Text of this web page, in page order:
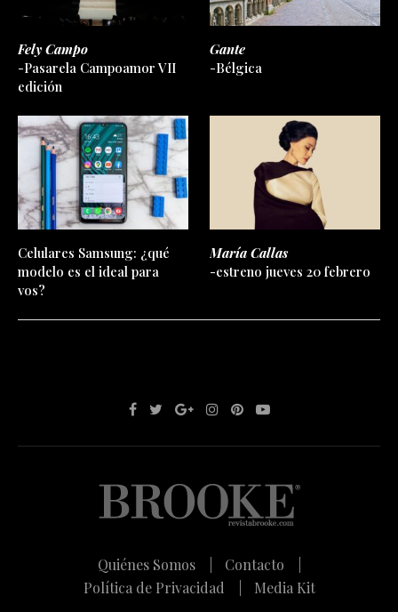
Fely Campo
-Pasarela Campoamor VII
edición
Gante
-Bélgica
Celulares Samsung: ¿qué
modelo es el ideal para
vos?
María Callas
-estreno jueves 20 febrero
Quiénes Somos |
Contacto |
Política de Privacidad |
Media Kit